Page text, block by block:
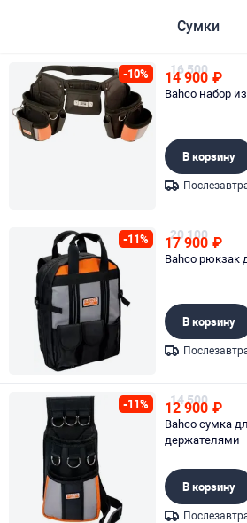
Сумки
-10% 16 500
14 900 ₽
Bahco набор
В корзину
-11% 20 100
17 900 ₽
Bahco рюкзак
В корзину
-11% 14 500
12 900 ₽
Bahco сумка
держателями
В корзину